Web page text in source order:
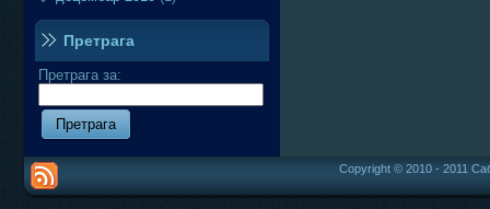
Претрага
Претрага за:
Copyright © 2010 - 2011